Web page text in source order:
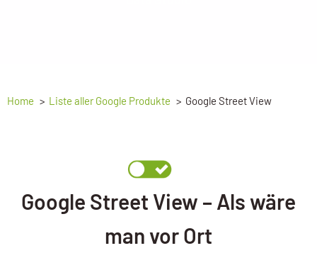
Home Liste aller Google Produkte Google Street View
Google Street View – Als wäre
man vor Ort